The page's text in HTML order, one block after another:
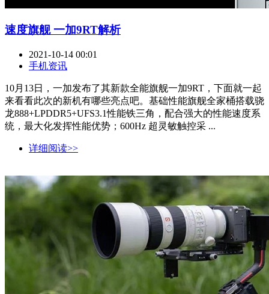
速度旗舰 一加9RT解析
2021-10-14 00:01
手机资讯
10月13日，一加发布了其新款全能旗舰一加9RT，下面就一起
来看看此次的新机有哪些亮点吧。基础性能旗舰全家桶搭载骁
龙888+LPDDR5+UFS3.1性能铁三角，配合强大的性能速度系
统，最大化发挥性能优势；600Hz 超灵敏触控采 ...
详细阅读>>